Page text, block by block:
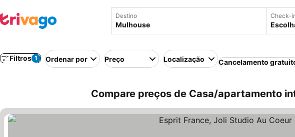
Destino Check-
Filtros 1 Ordenar por Preço Localização Cancelamento
Compare preços de Casa/apartamento